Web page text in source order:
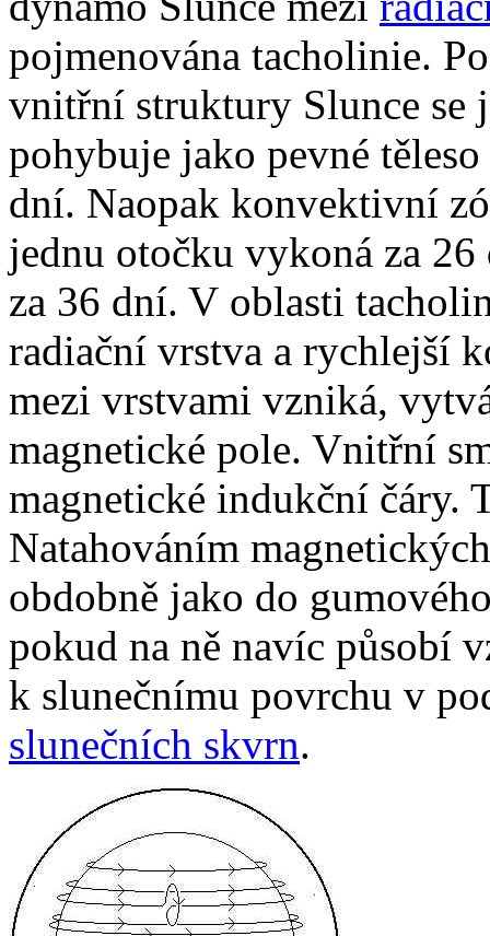
pojmenována tacholinie.
vnitřní struktury Slunce se
pohybuje jako pevné
dní. Naopak konvektivní
jednu otočku vykoná za
za 36 dní. V oblasti
radiační vrstva a rychlejší
mezi vrstvami vzniká,
magnetické pole. Vnitřní
magnetické indukční čáry.
Natahováním
obdobně jako do
pokud na ně navíc působí
k slunečnímu povrchu v
slunečních skvrn.